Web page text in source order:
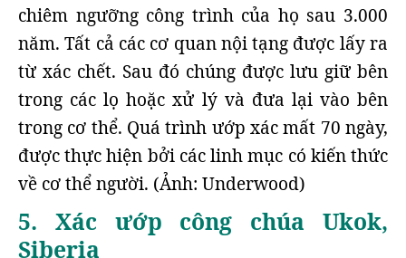
chiêm ngưỡng công trình của họ sau 3.000
năm. Tất cả các cơ quan nội tạng được lấy ra
từ xác chết. Sau đó chúng được lưu giữ bên
trong các lọ hoặc xử lý và đưa lại vào bên
trong cơ thể. Quá trình ướp xác mất 70 ngày,
được thực hiện bởi các linh mục có kiến thức
về cơ thể người. (Ảnh: Underwood)
5. Xác ướp công chúa Ukok,
Siberia